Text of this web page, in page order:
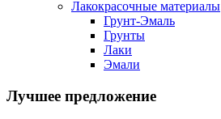
Лакокрасочные материалы
Грунт-Эмаль
Грунты
Лаки
Эмали
Лучшее предложение